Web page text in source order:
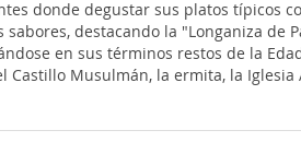
donde degustar sus platos típicos
destacando la "Longaniza de
en sus términos restos de la
Castillo Musulmán, la ermita, la Iglesia